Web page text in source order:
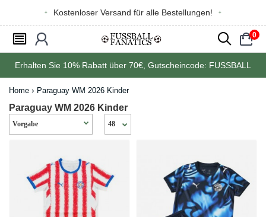
Kostenloser Versand für alle Bestellungen!
󰂩 󰃳 󰂨 0
󰃠
Erhalten Sie 10% Rabatt über 70€ , Gutscheincode: FUSSBALL
Home Paraguay WM 2026 Kinder
Paraguay WM 2026 Kinder